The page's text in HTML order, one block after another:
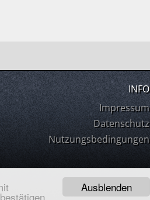
Ausblenden
INFO
Impressum
Datenschutz
Nutzungsbedingungen